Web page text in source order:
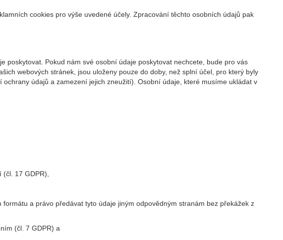
cookies pro výše uvedené účely. Zpracování těchto osobních údajů pak
poskytovat. Pokud nám své osobní údaje poskytovat nechcete, bude pro vás
webových stránek, jsou uloženy pouze do doby, než splní účel, pro který byly
údajů a zamezení jejich zneužití). Osobní údaje, které musíme ukládat v
17 GDPR),
a právo předávat tyto údaje jiným odpovědným stranám bez překážek z
(čl. 7 GDPR) a